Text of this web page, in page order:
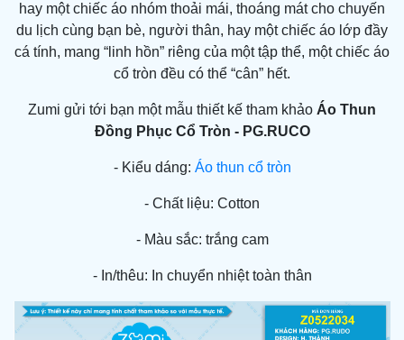
hay một chiếc áo nhóm thoải mái, thoáng mát cho chuyến
du lịch cùng bạn bè, người thân, hay một chiếc áo lớp đầy
cá tính, mang “linh hồn” riêng của một tập thể, một chiếc áo
cổ tròn đều có thể “cân” hết.
Zumi gửi tới bạn một mẫu thiết kế tham khảo Áo Thun
Đồng Phục Cổ Tròn - PG.RUCO
- Kiểu dáng: Áo thun cổ tròn
- Chất liệu: Cotton
- Màu sắc: trắng cam
- In/thêu: In chuyển nhiệt toàn thân